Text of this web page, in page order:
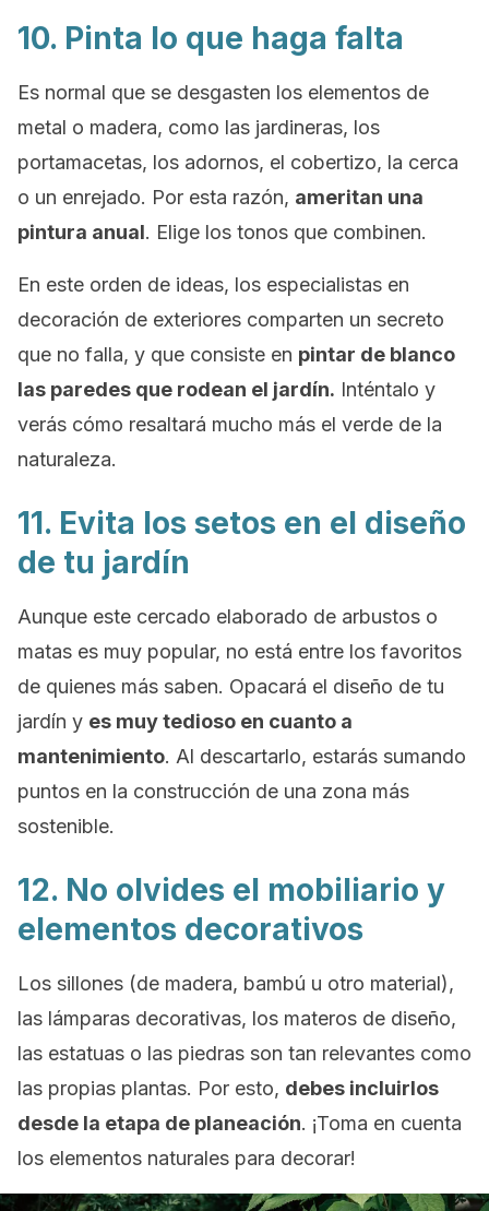
10. Pinta lo que haga falta
Es normal que se desgasten los elementos de
metal o madera, como las jardineras, los
portamacetas, los adornos, el cobertizo, la cerca
o un enrejado. Por esta razón, ameritan una
pintura anual. Elige los tonos que combinen.
En este orden de ideas, los especialistas en
decoración de exteriores comparten un secreto
que no falla, y que consiste en pintar de blanco
las paredes que rodean el jardín. Inténtalo y
verás cómo resaltará mucho más el verde de la
naturaleza.
11. Evita los setos en el diseño
de tu jardín
Aunque este cercado elaborado de arbustos o
matas es muy popular, no está entre los favoritos
de quienes más saben. Opacará el diseño de tu
jardín y es muy tedioso en cuanto a
mantenimiento. Al descartarlo, estarás sumando
puntos en la construcción de una zona más
sostenible.
12. No olvides el mobiliario y
elementos decorativos
Los sillones (de madera, bambú u otro material),
las lámparas decorativas, los materos de diseño,
las estatuas o las piedras son tan relevantes como
las propias plantas. Por esto, debes incluirlos
desde la etapa de planeación. ¡Toma en cuenta
los elementos naturales para decorar!